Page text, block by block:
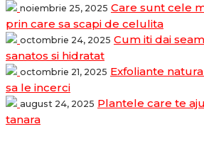
noiembrie 25, 2025 Care sunt cele
prin care sa scapi de celulita
octombrie 24, 2025 Cum iti dai
sanatos si hidratat
octombrie 21, 2025 Exfoliante
sa le incerci
august 24, 2025 Plantele care te
tanara